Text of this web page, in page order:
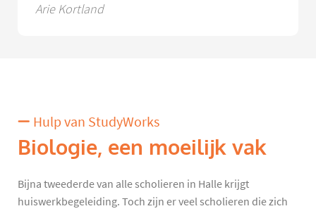
Arie Kortland
Hulp van StudyWorks
Biologie, een moeilijk vak
Bijna tweederde van alle scholieren in Halle krijgt
huiswerkbegeleiding. Toch zijn er veel scholieren die zich